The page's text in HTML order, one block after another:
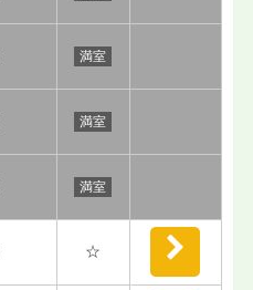
満室
満室
満室
☆